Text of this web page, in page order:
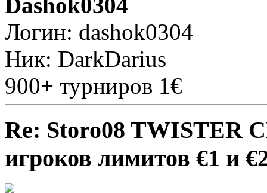
Логин: dashok0304
Ник: DarkDarius
900+ турниров 1€
Re: Storo08 TWISTER
игроков лимитов €1 и